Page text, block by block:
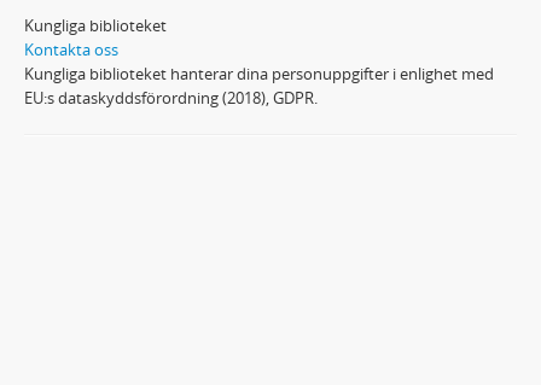
Kungliga biblioteket
Kontakta oss
Kungliga biblioteket hanterar dina personuppgifter i enlighet med
EU:s dataskyddsförordning (2018), GDPR.